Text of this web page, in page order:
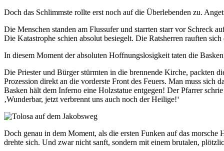
Doch das Schlimmste rollte erst noch auf die Überlebenden zu.
Die Menschen standen am Flussufer und starrten starr vor Schreck
Die Katastrophe schien absolut besiegelt. Die Ratsherren rauften
In diesem Moment der absoluten Hoffnungslosigkeit taten die
Die Priester und Bürger stürmten in die brennende Kirche, packten
Prozession direkt an die vorderste Front des Feuers. Man muss
Basken hält dem Inferno eine Holzstatue entgegen! Der Pfarrer
‚Wunderbar, jetzt verbrennt uns auch noch der Heilige!‘
Doch genau in dem Moment, als die ersten Funken auf das
drehte sich. Und zwar nicht sanft, sondern mit einem brutalen,